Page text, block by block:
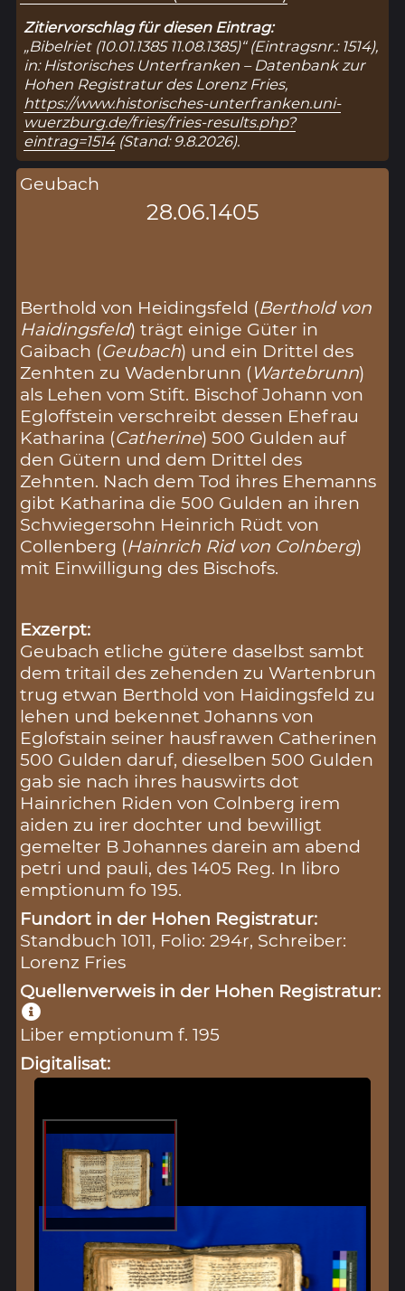
Zitiervorschlag für diesen Eintrag:
„Bibelriet (10.01.1385 11.08.1385)“ (Eintragsnr.: 1514),
in: Historisches Unterfranken – Datenbank zur
Hohen Registratur des Lorenz Fries,
https://www.historisches-unterfranken.uni-
wuerzburg.de/fries/fries-results.php?
eintrag=1514(Stand: 9.8.2026).
Geubach
28.06.1405
Berthold von Heidingsfeld (Berthold von
Haidingsfeld) trägt einige Güter in
Gaibach (Geubach) und ein Drittel des
Zenhten zu Wadenbrunn (Wartebrunn)
als Lehen vom Stift. Bischof Johann von
Egloffstein verschreibt dessen Ehefrau
Katharina (Catherine) 500 Gulden auf
den Gütern und dem Drittel des
Zehnten. Nach dem Tod ihres Ehemanns
gibt Katharina die 500 Gulden an ihren
Schwiegersohn Heinrich Rüdt von
Collenberg (Hainrich Rid von Colnberg)
mit Einwilligung des Bischofs.
Exzerpt:
Geubach etliche gütere daselbst sambt
dem tritail des zehenden zu Wartenbrun
trug etwan Berthold von Haidingsfeld zu
lehen und bekennet Johanns von
Eglofstain seiner hausfrawen Catherinen
500 Gulden daruf, dieselben 500 Gulden
gab sie nach ihres hauswirts dot
Hainrichen Riden von Colnberg irem
aiden zu irer dochter und bewilligt
gemelter B Johannes darein am abend
petri und pauli, des 1405 Reg. In libro
emptionum fo 195.
Fundort in der Hohen Registratur:
Standbuch 1011, Folio: 294r, Schreiber:
Lorenz Fries
Quellenverweis in der Hohen Registratur:
Liber emptionum f. 195
Digitalisat: